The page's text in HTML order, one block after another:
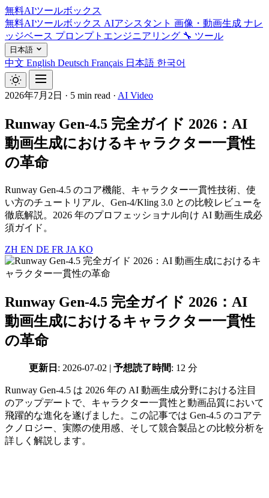
無料AIツールボックス
無料AIツールボックス AIアシスタント 画像・動画生成 ナレ
ッジベース プロンプトエンジニアリング 🔧 ツール
日本語
中文 English Deutsch Français 日本語 한국어
2026年7月2日 · 5 min read · AI Video
Runway Gen-4.5 完全ガイド 2026：AI
動画生成におけるキャラクター一貫性
の革命
Runway Gen-4.5 のコア機能、キャラクター一貫性技術、使
い方のチュートリアル、Gen-4/Kling 3.0 との比較レビューを
徹底解説。2026 年のプロフェッショナル向け AI 動画生成必
須ガイド。
ZH EN DE FR JA KO
Runway Gen-4.5 完全ガイド 2026：AI
動画生成におけるキャラクター一貫性
の革命
更新日 : 2026-07-02 | 予想読了時間: 12 分
Runway Gen-4.5 は 2026 年の AI 動画生成分野における注目
のアップデートで、キャラクター一貫性と動画品質において
飛躍的な進化を遂げました。この記事では Gen-4.5 のコアテ
クノロジー、実際の使用感、そして競合製品との比較分析を
詳しく解説します。